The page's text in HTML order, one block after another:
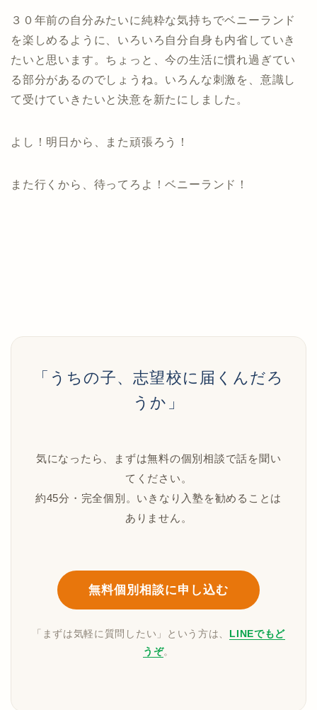
３０年前の自分みたいに純粋な気持ちでベニーランド
を楽しめるように、いろいろ自分自身も内省していき
たいと思います。ちょっと、今の生活に慣れ過ぎてい
る部分があるのでしょうね。いろんな刺激を、意識し
て受けていきたいと決意を新たにしました。
よし！明日から、また頑張ろう！
また行くから、待ってろよ！ベニーランド！
「うちの子、志望校に届くんだろ
うか」
気になったら、まずは無料の個別相談で話を聞い
てください。
約45分・完全個別。いきなり入塾を勧めることは
ありません。
無料個別相談に申し込む
「まずは気軽に質問したい」という方は、 LINEでもど
うぞ。